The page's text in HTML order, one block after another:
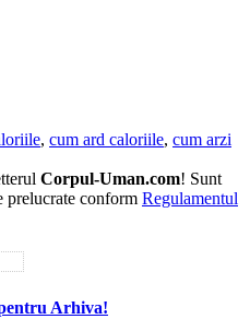
, cum ard caloriile, cum arzi
Corpul-Uman.com! Sunt
prelucrate conform Regulamentul
Arhiva!